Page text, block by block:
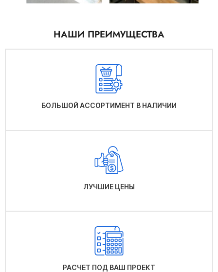
НАШИ ПРЕИМУЩЕСТВА
БОЛЬШОЙ АССОРТИМЕНТ В НАЛИЧИИ
ЛУЧШИЕ ЦЕНЫ
РАСЧЕТ ПОД ВАШ ПРОЕКТ